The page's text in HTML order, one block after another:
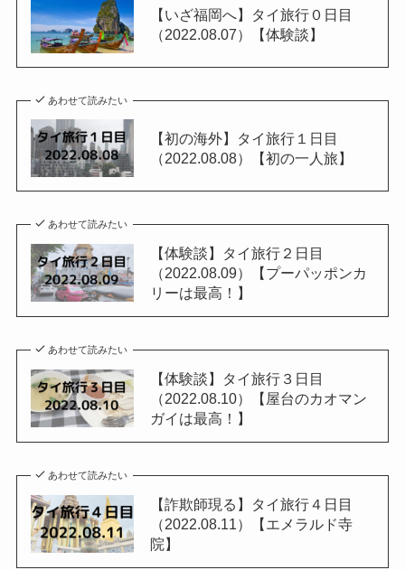
【いざ福岡へ】タイ旅行０日目
（2022.08.07）【体験談】
あわせて読みたい
【初の海外】タイ旅行１日目
（2022.08.08）【初の一人旅】
あわせて読みたい
【体験談】タイ旅行２日目
（2022.08.09）【プーパッポンカ
リーは最高！】
あわせて読みたい
【体験談】タイ旅行３日目
（2022.08.10）【屋台のカオマン
ガイは最高！】
あわせて読みたい
【詐欺師現る】タイ旅行４日目
（2022.08.11）【エメラルド寺
院】